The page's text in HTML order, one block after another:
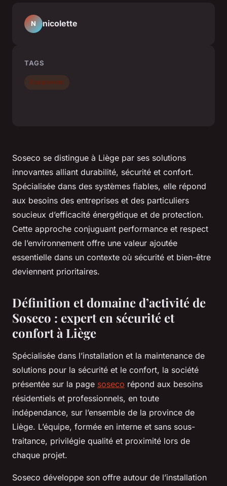
Soseco se distingue à Liège par ses solutions
innovantes alliant durabilité, sécurité et confort.
Spécialisée dans des systèmes fiables, elle répond
aux besoins des entreprises et des particuliers
soucieux d’efficacité énergétique et de protection.
Cette approche conjuguant performance et respect
de l’environnement offre une valeur ajoutée
essentielle dans un contexte où sécurité et bien-être
deviennent prioritaires.
Définition et domaine d’activité de
Soseco : expert en sécurité et
confort à Liège
Spécialisée dans l’installation et la maintenance de
solutions pour la sécurité et le confort, la société
présentée sur la page soseco répond aux besoins
résidentiels et professionnels, en toute
indépendance, sur l’ensemble de la province de
Liège. L’équipe, formée en interne et sans sous-
traitance, privilégie qualité et proximité lors de
chaque projet.
Soseco développe son offre autour de l’installation
N nicolette
TAGS
Équipement